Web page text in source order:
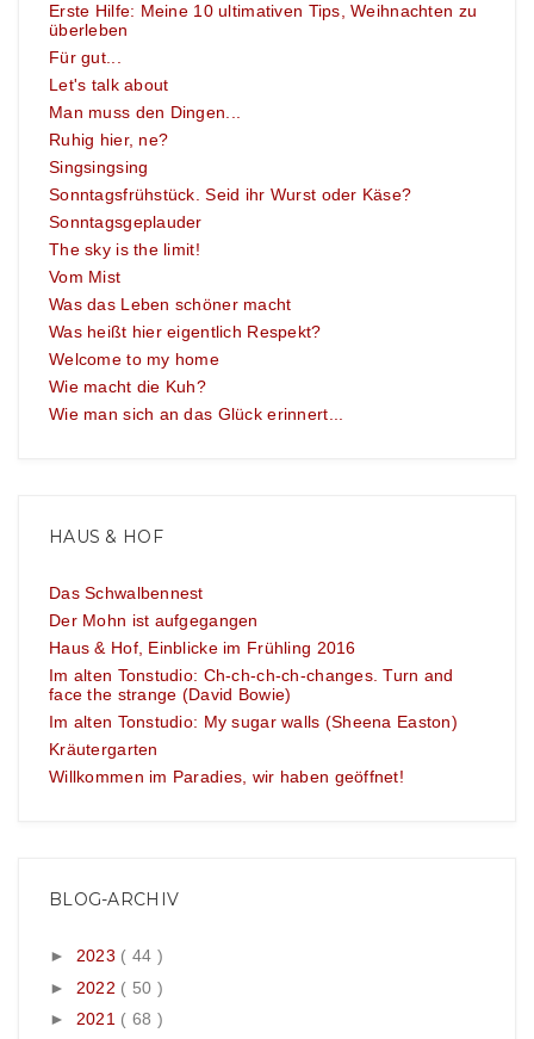
Erste Hilfe: Meine 10 ultimativen Tips, Weihnachten zu
überleben
Für gut...
Let's talk about
Man muss den Dingen...
Ruhig hier, ne?
Singsingsing
Sonntagsfrühstück. Seid ihr Wurst oder Käse?
Sonntagsgeplauder
The sky is the limit!
Vom Mist
Was das Leben schöner macht
Was heißt hier eigentlich Respekt?
Welcome to my home
Wie macht die Kuh?
Wie man sich an das Glück erinnert...
HAUS & HOF
Das Schwalbennest
Der Mohn ist aufgegangen
Haus & Hof, Einblicke im Frühling 2016
Im alten Tonstudio: Ch-ch-ch-ch-changes. Turn and
face the strange (David Bowie)
Im alten Tonstudio: My sugar walls (Sheena Easton)
Kräutergarten
Willkommen im Paradies, wir haben geöffnet!
BLOG-ARCHIV
► 2023 ( 44 )
► 2022 ( 50 )
► 2021 ( 68 )